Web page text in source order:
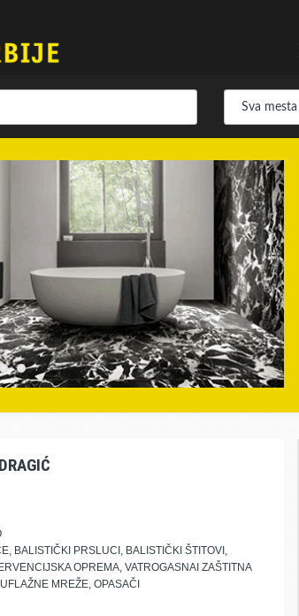
BALISTIČKI PRSLUCI, BALISTIČKI ŠTITOVI,
OPREMA, VATROGASNAI ZAŠTITNA
MREŽE, OPASAČI